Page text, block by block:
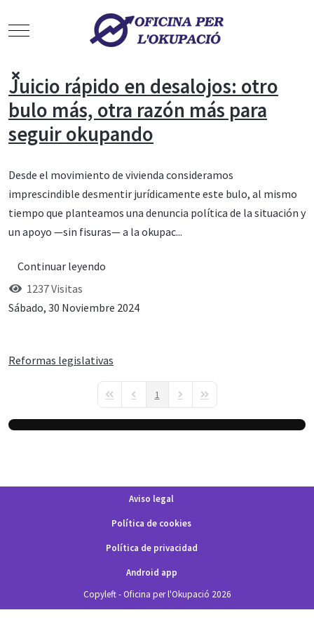
Mobile Menu Toggle
Juicio rápido en desalojos: otro
bulo más, otra razón más para
seguir okupando
Desde el movimiento de vivienda consideramos
imprescindible desmentir jurídicamente este bulo, al mismo
tiempo que planteamos una denuncia política de la situación y
un apoyo —sin fisuras— a la okupac...
Continuar leyendo
1237 Visitas
Sábado, 30 Noviembre 2024
Reformas legislativas
First PagePrevious Page
1 Next PageLast Page
Aviso legal
Política de cookies
Política de privacidad
Android app
Copyleft - Oficina per l'Okupació 2026